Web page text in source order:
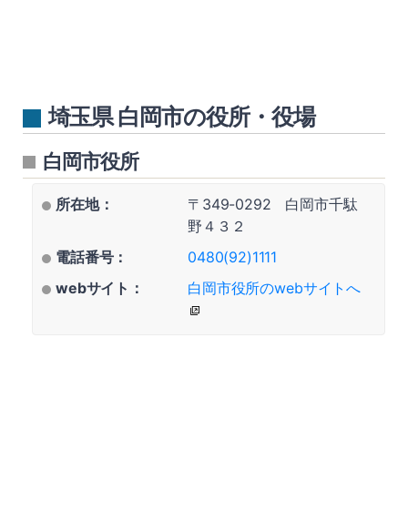
埼玉県 白岡市の役所・役場
白岡市役所
所在地：
〒349-0292 白岡市千駄
野４３２
電話番号：
0480(92)1111
webサイト：
白岡市役所のwebサイトへ